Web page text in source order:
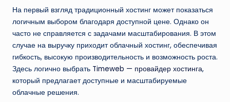
На первый взгляд традиционный хостинг может показаться
логичным выбором благодаря доступной цене. Однако он
часто не справляется с задачами масштабирования. В этом
случае на выручку приходит облачный хостинг, обеспечивая
гибкость, высокую производительность и возможность роста.
Здесь логично выбрать Timeweb — провайдер хостинга,
который предлагает доступные и масштабируемые
облачные решения.